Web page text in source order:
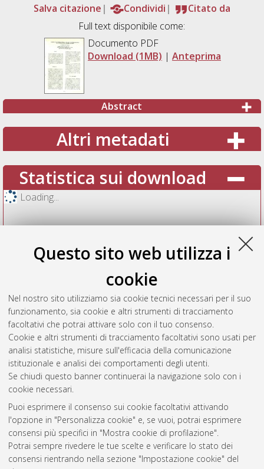
Questo sito web utilizza i
cookie
Nel nostro sito utilizziamo sia cookie tecnici necessari per il suo
funzionamento, sia cookie e altri strumenti di tracciamento
facoltativi che potrai attivare solo con il tuo consenso.
Cookie e altri strumenti di tracciamento facoltativi sono usati per
analisi statistiche, misure sull'efficacia della comunicazione
istituzionale e analisi dei comportamenti degli utenti.
Se chiudi questo banner continuerai la navigazione solo con i
cookie necessari.
Puoi esprimere il consenso sui cookie facoltativi attivando
l'opzione in "Personalizza cookie" e, se vuoi, potrai esprimere
consensi più specifici in "Mostra cookie di profilazione".
Potrai sempre rivedere le tue scelte e verificare lo stato dei
consensi rientrando nella sezione "Impostazione cookie" del
Salva citazione
Condividi
Citato da
Full text disponibile come:
Documento PDF
Download (1MB) | Anteprima
Abstract
Altri metadati
Statistica sui download
Loading...
Vedi altre statistiche
Gestione del documento:
Atom
Rss
AMS Acta
ISSN: 2038-7954
re3data.org -
doi.org/10.17616/R3P19R
Servizio implementato e